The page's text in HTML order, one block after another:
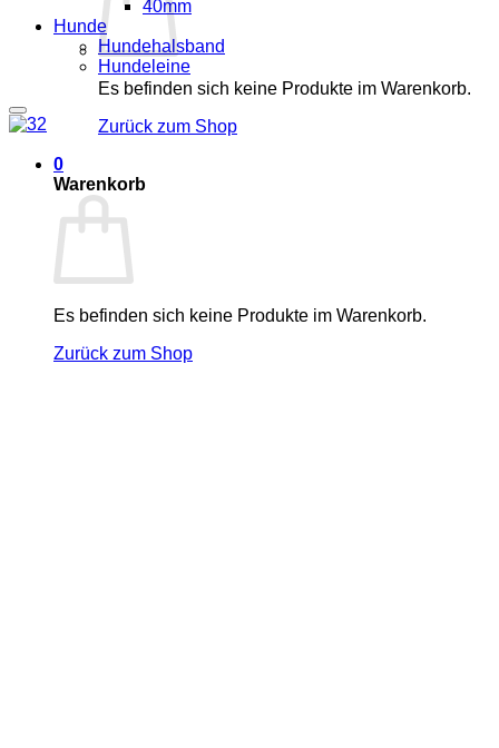
Es befinden sich keine Produkte im Warenkorb.
Zurück zum Shop
0
Warenkorb
Es befinden sich keine Produkte im Warenkorb.
Zurück zum Shop
40mm
Hunde
Hundehalsband
Hundeleine